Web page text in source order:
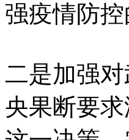
强疫情防控
二是加强
央果断要